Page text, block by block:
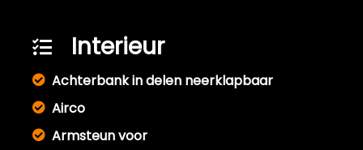
Interieur
Achterbank in delen neerklapbaar
Airco
Armsteun voor